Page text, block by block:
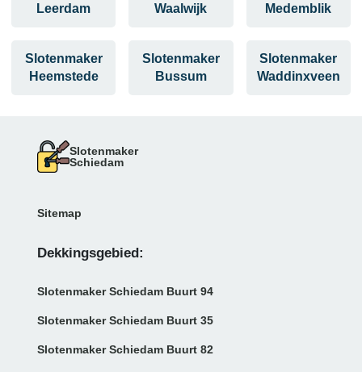
Leerdam
Waalwijk
Medemblik
Slotenmaker
Heemstede
Slotenmaker
Bussum
Slotenmaker
Waddinxveen
Slotenmaker
Schiedam
Sitemap
Dekkingsgebied:
Slotenmaker Schiedam Buurt 94
Slotenmaker Schiedam Buurt 35
Slotenmaker Schiedam Buurt 82